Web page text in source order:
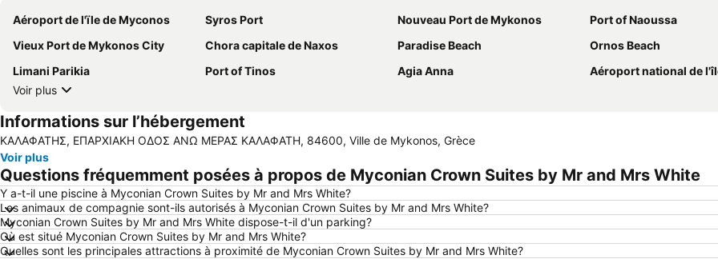
Aéroport de l'ïle de Myconos Syros Port Nouveau Port de Mykonos
Port of Naoussa
Vieux Port de Mykonos City
Chora capitale de Naxos Paradise Beach
Ornos Beach
Limani Parikia
Port of Tinos Agia Anna
Aéroport national de l'île
Voir plus
Informations sur l’hébergement
ΚΑΛΑΦΑΤΗΣ, ΕΠΑΡΧΙΑΚΗ ΟΔΟΣ ΑΝΩ ΜΕΡΑΣ ΚΑΛΑΦΑΤΗ, 84600, Ville de Mykonos, Grèce
Voir plus
Questions fréquemment posées à propos de Myconian Crown Suites by Mr and Mrs White
Y a-t-il une piscine à Myconian Crown Suites by Mr and Mrs White?
Les animaux de compagnie sont-ils autorisés à Myconian Crown Suites by Mr and Mrs White?
Myconian Crown Suites by Mr and Mrs White dispose-t-il d'un parking?
Où est situé Myconian Crown Suites by Mr and Mrs White?
Quelles sont les principales attractions à proximité de Myconian Crown Suites by Mr and Mrs White?